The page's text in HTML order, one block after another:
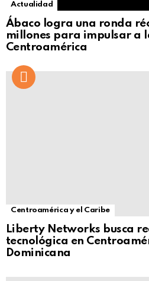
Actualidad
Ábaco logra una ronda
millones para impulsar a
Centroamérica
Centroamérica y el Caribe
Liberty Networks busca
tecnológica en
Dominicana